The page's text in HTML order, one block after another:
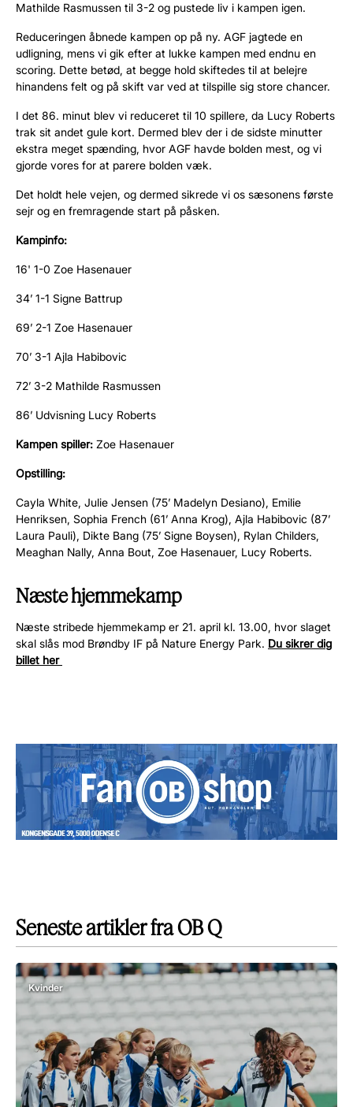
Mathilde Rasmussen til 3-2 og pustede liv i kampen igen.
Reduceringen åbnede kampen op på ny. AGF jagtede en
udligning, mens vi gik efter at lukke kampen med endnu en
scoring. Dette betød, at begge hold skiftedes til at belejre
hinandens felt og på skift var ved at tilspille sig store chancer.
I det 86. minut blev vi reduceret til 10 spillere, da Lucy Roberts
trak sit andet gule kort. Dermed blev der i de sidste minutter
ekstra meget spænding, hvor AGF havde bolden mest, og vi
gjorde vores for at parere bolden væk.
Det holdt hele vejen, og dermed sikrede vi os sæsonens første
sejr og en fremragende start på påsken.
Kampinfo:
16' 1-0 Zoe Hasenauer
34’ 1-1 Signe Battrup
69’ 2-1 Zoe Hasenauer
70’ 3-1 Ajla Habibovic
72’ 3-2 Mathilde Rasmussen
86’ Udvisning Lucy Roberts
Kampen spiller: Zoe Hasenauer
Opstilling:
Cayla White, Julie Jensen (75’ Madelyn Desiano), Emilie
Henriksen, Sophia French (61’ Anna Krog), Ajla Habibovic (87’
Laura Pauli), Dikte Bang (75’ Signe Boysen), Rylan Childers,
Meaghan Nally, Anna Bout, Zoe Hasenauer, Lucy Roberts.
Næste hjemmekamp
Næste stribede hjemmekamp er 21. april kl. 13.00, hvor slaget
skal slås mod Brøndby IF på Nature Energy Park. Du sikrer dig
billet her
Seneste artikler fra OB Q
Kvinder